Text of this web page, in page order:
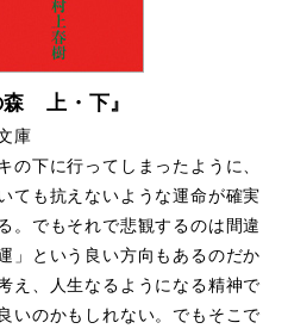
森 上・下』
庫
下に行ってしまったように、
ても抗えないような運命が確実
。でもそれで悲観するのは間違
」という良い方向もあるのだか
え、人生なるようになる精神で
いのかもしれない。でもそこで